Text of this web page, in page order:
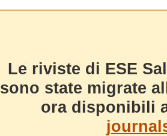
Le riviste di ESE
sono state migrate
ora disponibili